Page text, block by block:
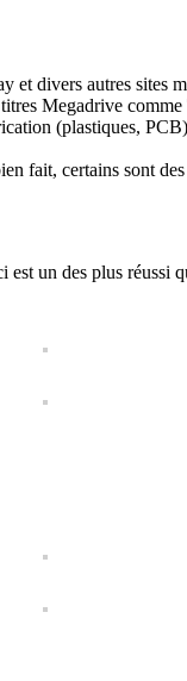
divers autres
Megadrive comme
(plastiques,
fait, certains sont
un des plus réussi